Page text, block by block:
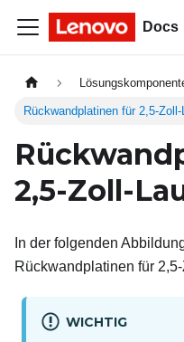
Docs
Rückwandplatinen für 2,5-
2,5-Zoll-
In der folgenden
Rückwandplatinen für
WICHTIG